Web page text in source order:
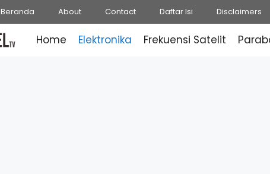
Beranda About Contact Daftar Isi Disclaimers
Home Elektronika Frekuensi Satelit